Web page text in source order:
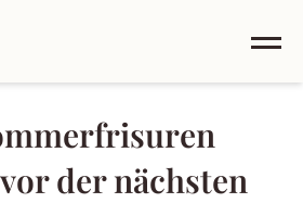
der nächsten